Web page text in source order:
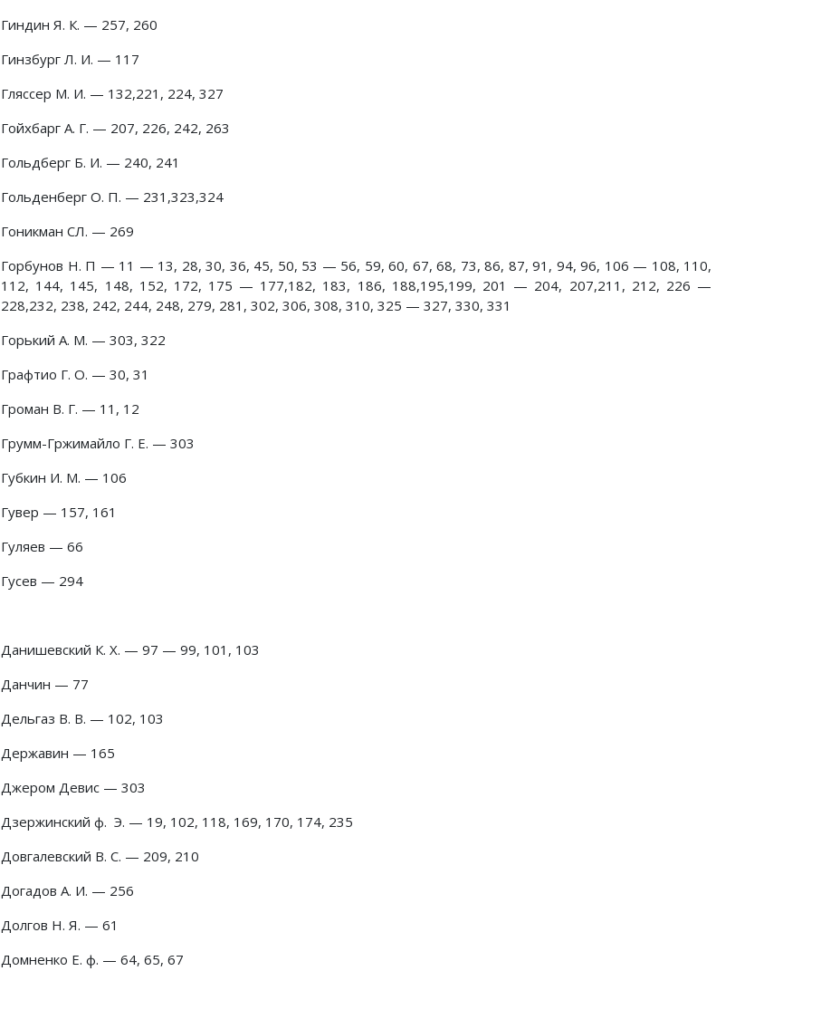
Гиндин Я. К. — 257, 260
Гинзбург Л. И. — 117
Гляссер М. И. — 132,221, 224, 327
Гойхбарг А. Г. — 207, 226, 242, 263
Гольдберг Б. И. — 240, 241
Гольденберг О. П. — 231,323,324
Гоникман СЛ. — 269
Горбунов Н. П — 11 — 13, 28, 30, 36, 45, 50, 53 — 56, 59, 60, 67, 68, 73, 86, 87, 91, 94, 96, 106 — 108, 110,
112, 144, 145, 148, 152, 172, 175 — 177,182, 183, 186, 188,195,199, 201 — 204, 207,211, 212, 226 —
228,232, 238, 242, 244, 248, 279, 281, 302, 306, 308, 310, 325 — 327, 330, 331
Горький А. М. — 303, 322
Графтио Г. О. — 30, 31
Громан В. Г. — 11, 12
Грумм-Гржимайло Г. Е. — 303
Губкин И. М. — 106
Гувер — 157, 161
Гуляев — 66
Гусев — 294
Данишевский К. X. — 97 — 99, 101, 103
Данчин — 77
Дельгаз В. В. — 102, 103
Державин — 165
Джером Девис — 303
Дзержинский ф. Э. — 19, 102, 118, 169, 170, 174, 235
Довгалевский В. С. — 209, 210
Догадов А. И. — 256
Долгов Н. Я. — 61
Домненко Е. ф. — 64, 65, 67